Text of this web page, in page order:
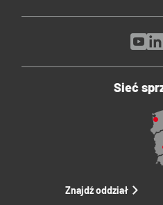
Sieć
Znajdź oddział